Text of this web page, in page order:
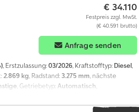
€ 34.110
Festpreis zzgl. MwSt.
(€ 40.591 brutto)
Anfrage senden
, Erstzulassung:03/2026, Kraftstofftyp: Diesel,
2.869 kg , Radstand: 3.275 mm , nächste
, Getriebetyp: Automatisch
2026, Ausstattung:ABS, Airbag,